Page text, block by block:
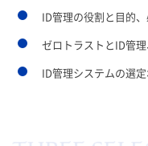
ID管理の役割と目的
ゼロトラストとID管
ID管理システムの選